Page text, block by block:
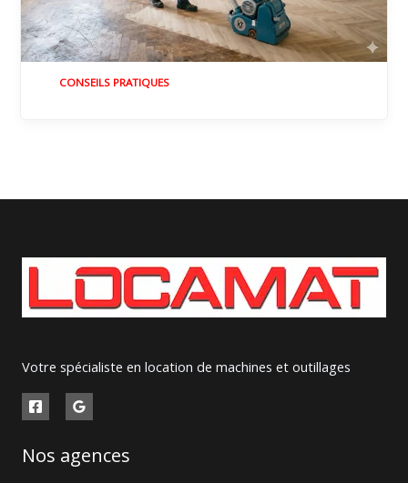
CONSEILS PRATIQUES
Votre spécialiste en location de machines et outillages
Nos agences